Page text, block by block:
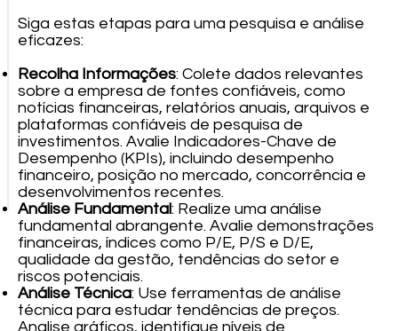
Siga estas etapas para uma pesquisa e análise
eficazes:
Recolha Informações: Colete dados relevantes
sobre a empresa de fontes confiáveis, como
notícias financeiras, relatórios anuais, arquivos e
plataformas confiáveis de pesquisa de
investimentos. Avalie Indicadores-Chave de
Desempenho (KPIs), incluindo desempenho
financeiro, posição no mercado, concorrência e
desenvolvimentos recentes.
Análise Fundamental: Realize uma análise
fundamental abrangente. Avalie demonstrações
financeiras, índices como P/E, P/S e D/E,
qualidade da gestão, tendências do setor e
riscos potenciais.
Análise Técnica: Use ferramentas de análise
técnica para estudar tendências de preços.
Analise gráficos, identifique níveis de